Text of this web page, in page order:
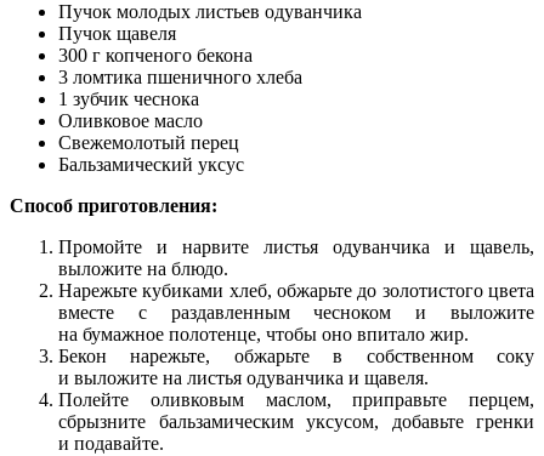
Пучок молодых листьев одуванчика
Пучок щавеля
300 г копченого бекона
3 ломтика пшеничного хлеба
1 зубчик чеснока
Оливковое масло
Свежемолотый перец
Бальзамический уксус
Способ приготовления:
Промойте и нарвите листья одуванчика и щавель,
выложите на блюдо.
Нарежьте кубиками хлеб, обжарьте до золотистого цвета
вместе с раздавленным чесноком и выложите
на бумажное полотенце, чтобы оно впитало жир.
Бекон нарежьте, обжарьте в собственном соку
и выложите на листья одуванчика и щавеля.
Полейте оливковым маслом, приправьте перцем,
сбрызните бальзамическим уксусом, добавьте гренки
и подавайте.